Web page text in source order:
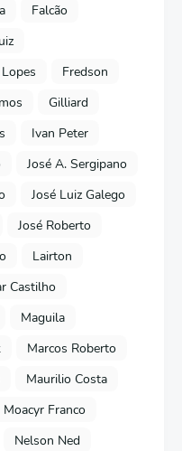
Falcão
Fredson
Gilliard
Ivan Peter
José A. Sergipano
José Luiz Galego
José Roberto
Lairton
Castilho
Maguila
Marcos Roberto
Maurilio Costa
Moacyr Franco
Nelson Ned